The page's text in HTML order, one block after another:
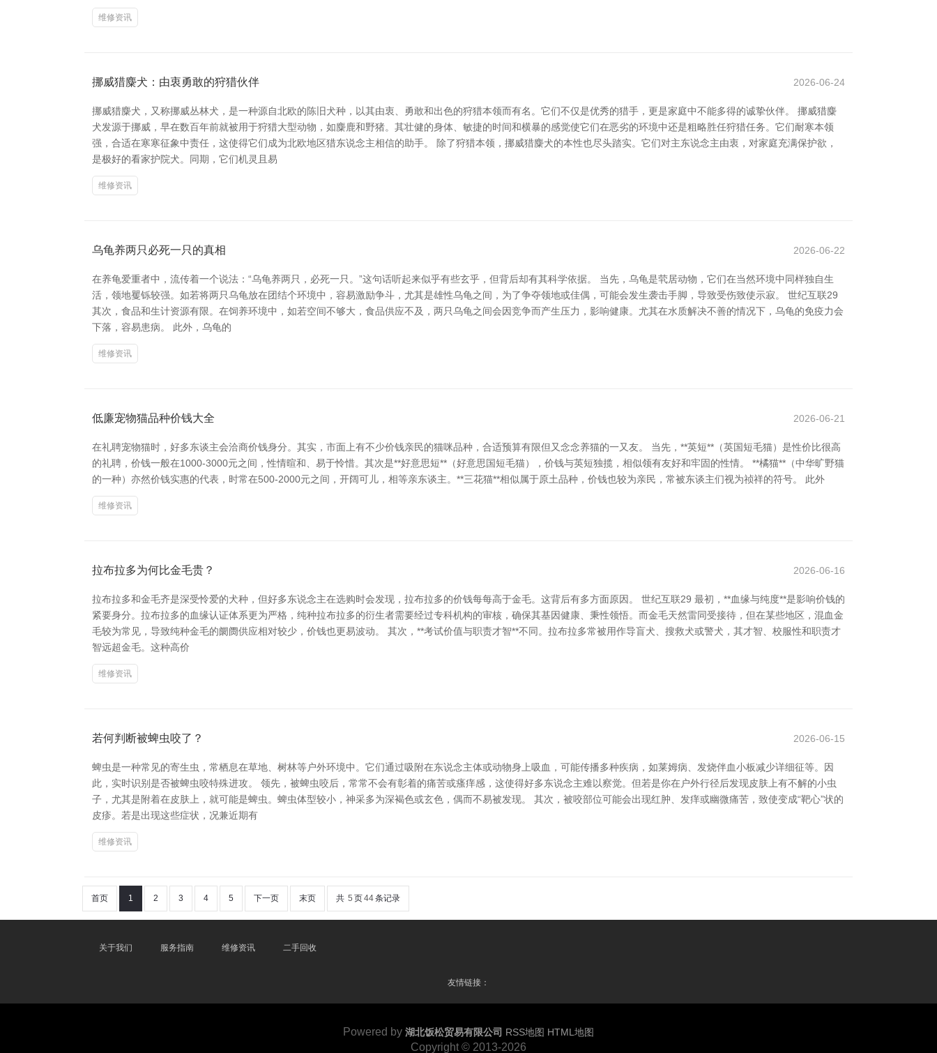
维修资讯
挪威猎麋犬：由衷勇敢的狩猎伙伴 2026-06-24
挪威猎麋犬，又称挪威丛林犬，是一种源自北欧的陈旧犬种，以其由衷、勇敢和出色的狩猎本领而有名。它们不仅是优秀的猎手，更是家庭中不能多得的诚挚伙伴。 挪威猎麋
犬发源于挪威，早在数百年前就被用于狩猎大型动物，如麋鹿和野猪。其壮健的身体、敏捷的时间和横暴的感觉使它们在恶劣的环境中还是粗略胜任狩猎任务。它们耐寒本领
强，合适在寒寒征象中责任，这使得它们成为北欧地区猎东说念主相信的助手。 除了狩猎本领，挪威猎麋犬的本性也尽头踏实。它们对主东说念主由衷，对家庭充满保护欲，
是极好的看家护院犬。同期，它们机灵且易
维修资讯
乌龟养两只必死一只的真相 2026-06-22
在养龟爱重者中，流传着一个说法：“乌龟养两只，必死一只。”这句话听起来似乎有些玄乎，但背后却有其科学依据。 当先，乌龟是茕居动物，它们在当然环境中同样独自生
活，领地矍铄较强。如若将两只乌龟放在团结个环境中，容易激励争斗，尤其是雄性乌龟之间，为了争夺领地或佳偶，可能会发生袭击手脚，导致受伤致使示寂。 世纪互联29
其次，食品和生计资源有限。在饲养环境中，如若空间不够大，食品供应不及，两只乌龟之间会因竞争而产生压力，影响健康。尤其在水质解决不善的情况下，乌龟的免疫力会
下落，容易患病。 此外，乌龟的
维修资讯
低廉宠物猫品种价钱大全 2026-06-21
在礼聘宠物猫时，好多东谈主会洽商价钱身分。其实，市面上有不少价钱亲民的猫咪品种，合适预算有限但又念念养猫的一又友。 当先，**英短**（英国短毛猫）是性价比很高
的礼聘，价钱一般在1000-3000元之间，性情暄和、易于怜惜。其次是**好意思短**（好意思国短毛猫），价钱与英短独揽，相似领有友好和牢固的性情。 **橘猫**（中华旷野猫
的一种）亦然价钱实惠的代表，时常在500-2000元之间，开阔可儿，相等亲东谈主。**三花猫**相似属于原土品种，价钱也较为亲民，常被东谈主们视为祯祥的符号。 此外
维修资讯
拉布拉多为何比金毛贵？ 2026-06-16
拉布拉多和金毛齐是深受怜爱的犬种，但好多东说念主在选购时会发现，拉布拉多的价钱每每高于金毛。这背后有多方面原因。 世纪互联29 最初，**血缘与纯度**是影响价钱的
紧要身分。拉布拉多的血缘认证体系更为严格，纯种拉布拉多的衍生者需要经过专科机构的审核，确保其基因健康、秉性领悟。而金毛天然雷同受接待，但在某些地区，混血金
毛较为常见，导致纯种金毛的阛阓供应相对较少，价钱也更易波动。 其次，**考试价值与职责才智**不同。拉布拉多常被用作导盲犬、搜救犬或警犬，其才智、校服性和职责才
智远超金毛。这种高价
维修资讯
若何判断被蜱虫咬了？ 2026-06-15
蜱虫是一种常见的寄生虫，常栖息在草地、树林等户外环境中。它们通过吸附在东说念主体或动物身上吸血，可能传播多种疾病，如莱姆病、发烧伴血小板减少详细征等。因
此，实时识别是否被蜱虫咬特殊进攻。 领先，被蜱虫咬后，常常不会有彰着的痛苦或瘙痒感，这使得好多东说念主难以察觉。但若是你在户外行径后发现皮肤上有不解的小虫
子，尤其是附着在皮肤上，就可能是蜱虫。蜱虫体型较小，神采多为深褐色或玄色，偶而不易被发现。 其次，被咬部位可能会出现红肿、发痒或幽微痛苦，致使变成“靶心”状的
皮疹。若是出现这些症状，况兼近期有
维修资讯
首页 1 2 3 4 5 下一页 末页 共 5 页44条记录
关于我们 服务指南 维修资讯 二手回收
友情链接：
Powered by 湖北饭松贸易有限公司 RSS地图 HTML地图
Copyright © 2013-2026